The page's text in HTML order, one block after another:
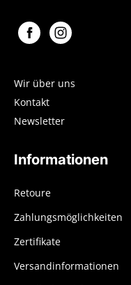
Wir über uns
Kontakt
Newsletter
Informationen
Retoure
Zahlungsmöglichkeiten
Zertifikate
Versandinformationen